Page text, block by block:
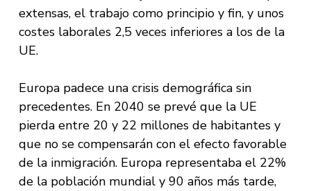
extensas, el trabajo como principio y fin, y unos
costes laborales 2,5 veces inferiores a los de la
UE.
Europa padece una crisis demográfica sin
precedentes. En 2040 se prevé que la UE
pierda entre 20 y 22 millones de habitantes y
que no se compensarán con el efecto favorable
de la inmigración. Europa representaba el 22%
de la población mundial y 90 años más tarde,